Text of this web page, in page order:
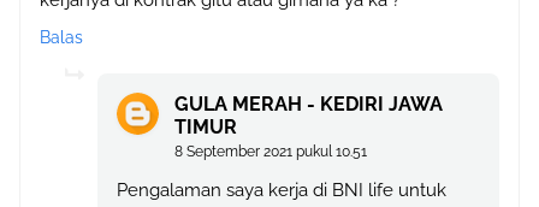
Balas
GULA MERAH - KEDIRI JAWA
TIMUR
8 September 2021 pukul 10.51
Pengalaman saya kerja di BNI life untuk